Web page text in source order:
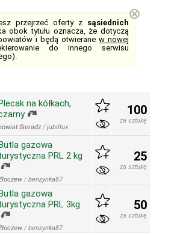
przejrzeć oferty z sąsiednich
obok tytułu oznacza, że dotyczą
i będą otwierane w nowej
do innego serwisu
⊗
na kółkach,
Sieradz /jubillux
100
za sztukę
gazowa
PRL 2 kg
/benzynka87
25
za sztukę
gazowa
PRL 3kg
/benzynka87
50
za sztukę